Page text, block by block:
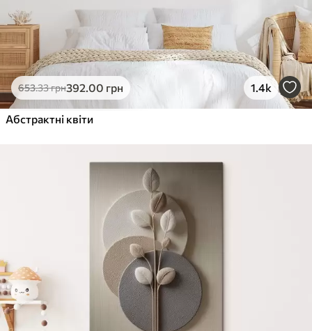
✓ Поверхня з текстурою полотна
✗ Екологічний матеріал
Еко-Преміум
.00грн
✓Яскраві, насичені кольори
Поверхня з текстурою полотна
653.33грн392.00 грн 1.4k
Абстрактні квіти